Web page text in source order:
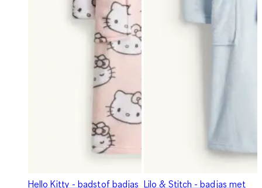
Hello Kitty - badstof badjas Lilo & Stitch - badjas met